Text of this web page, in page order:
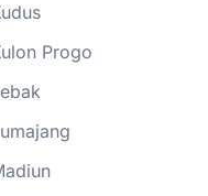
Progo